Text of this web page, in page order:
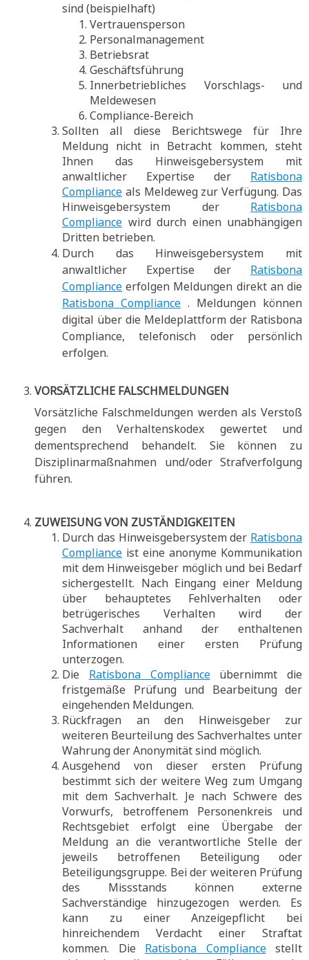
sind (beispielhaft)
Vertrauensperson
Personalmanagement
Betriebsrat
Geschäftsführung
Innerbetriebliches Vorschlags- und
Meldewesen
Compliance-Bereich
Sollten all diese Berichtswege für Ihre
Meldung nicht in Betracht kommen, steht
Ihnen das Hinweisgebersystem mit
anwaltlicher Expertise der Ratisbona
Compliance als Meldeweg zur Verfügung. Das
Hinweisgebersystem der Ratisbona
Compliance wird durch einen unabhängigen
Dritten betrieben.
Durch das Hinweisgebersystem mit
anwaltlicher Expertise der Ratisbona
Compliance erfolgen Meldungen direkt an die
Ratisbona Compliance . Meldungen können
digital über die Meldeplattform der Ratisbona
Compliance, telefonisch oder persönlich
erfolgen.
VORSÄTZLICHE FALSCHMELDUNGEN
Vorsätzliche Falschmeldungen werden als Verstoß
gegen den Verhaltenskodex gewertet und
dementsprechend behandelt. Sie können zu
Disziplinarmaßnahmen und/oder Strafverfolgung
führen.
ZUWEISUNG VON ZUSTÄNDIGKEITEN
Durch das Hinweisgebersystem der Ratisbona
Compliance ist eine anonyme Kommunikation
mit dem Hinweisgeber möglich und bei Bedarf
sichergestellt. Nach Eingang einer Meldung
über behauptetes Fehlverhalten oder
betrügerisches Verhalten wird der
Sachverhalt anhand der enthaltenen
Informationen einer ersten Prüfung
unterzogen.
Die Ratisbona Complianceübernimmt die
fristgemäße Prüfung und Bearbeitung der
eingehenden Meldungen.
Rückfragen an den Hinweisgeber zur
weiteren Beurteilung des Sachverhaltes unter
Wahrung der Anonymität sind möglich.
Ausgehend von dieser ersten Prüfung
bestimmt sich der weitere Weg zum Umgang
mit dem Sachverhalt. Je nach Schwere des
Vorwurfs, betroffenem Personenkreis und
Rechtsgebiet erfolgt eine Übergabe der
Meldung an die verantwortliche Stelle der
jeweils betroffenen Beteiligung oder
Beteiligungsgruppe. Bei der weiteren Prüfung
des Missstands können externe
Sachverständige hinzugezogen werden. Es
kann zu einer Anzeigepflicht bei
hinreichendem Verdacht einer Straftat
kommen. Die Ratisbona Compliancestellt